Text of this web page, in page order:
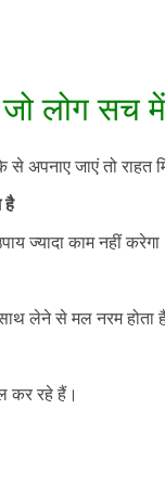
लोग सच
अपनाए जाएं तो राहत
है
ज्यादा काम नहीं
लेने से मल नरम होता
कर रहे हैं।